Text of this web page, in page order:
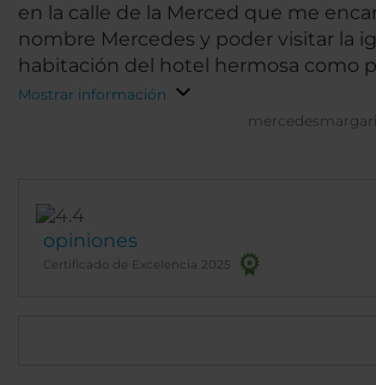
en la calle de la Merced que me
nombre Mercedes y poder visitar la
habitación del hotel hermosa como
princesa El personal todos una
atención, amabilidad y trato cercano,
en un lugar espectacular y un
Mostrar información
opiniones
Certificado de Excelencia 2025